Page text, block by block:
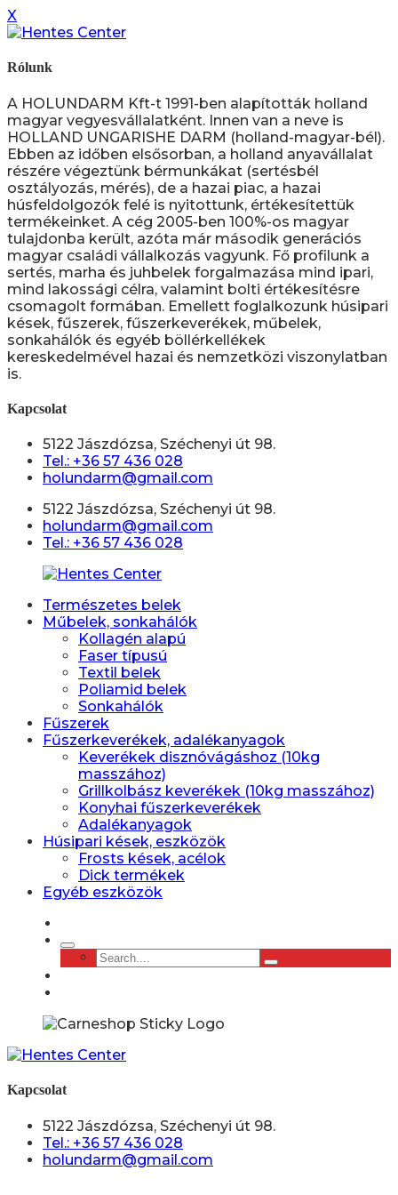
X
Rólunk
A HOLUNDARM Kft-t 1991-ben alapították holland
magyar vegyesvállalatként. Innen van a neve is
HOLLAND UNGARISHE DARM (holland-magyar-bél).
Ebben az időben elsősorban, a holland anyavállalat
részére végeztünk bérmunkákat (sertésbél
osztályozás, mérés), de a hazai piac, a hazai
húsfeldolgozók felé is nyitottunk, értékesítettük
termékeinket. A cég 2005-ben 100%-os magyar
tulajdonba került, azóta már második generációs
magyar családi vállalkozás vagyunk. Fő profilunk a
sertés, marha és juhbelek forgalmazása mind ipari,
mind lakossági célra, valamint bolti értékesítésre
csomagolt formában. Emellett foglalkozunk húsipari
kések, fűszerek, fűszerkeverékek, műbelek,
sonkahálók és egyéb böllérkellékek
kereskedelmével hazai és nemzetközi viszonylatban
is.
Kapcsolat
5122 Jászdózsa, Széchenyi út 98.
Tel.: +36 57 436 028
holundarm@gmail.com
5122 Jászdózsa, Széchenyi út 98.
holundarm@gmail.com
Tel.: +36 57 436 028
Természetes belek
Műbelek, sonkahálók
Kollagén alapú
Faser típusú
Textil belek
Poliamid belek
Sonkahálók
Fűszerek
Fűszerkeverékek, adalékanyagok
Keverékek disznóvágáshoz (10kg
masszához)
Grillkolbász keverékek (10kg masszához)
Konyhai fűszerkeverékek
Adalékanyagok
Húsipari kések, eszközök
Frosts kések, acélok
Dick termékek
Egyéb eszközök
Kapcsolat
5122 Jászdózsa, Széchenyi út 98.
Tel.: +36 57 436 028
holundarm@gmail.com